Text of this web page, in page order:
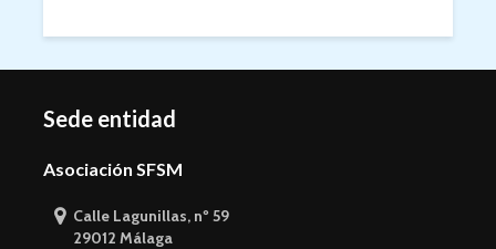
Sede entidad
Asociación SFSM
Calle Lagunillas, nº 59
29012 Málaga